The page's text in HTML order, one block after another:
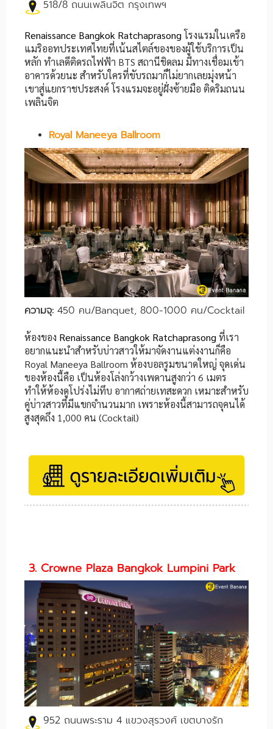
518/8 ถนนเพลินจิต กรุงเทพฯ
Renaissance Bangkok Ratchaprasongโรงแรมในเครือ
แมริออทประเทศไทยที่เน้นสไตล์ของของผู้ใช้บริการเป็น
หลัก ทำเลดีติดรถไฟฟ้า BTS สถานีชิดลม มีทางเชื่อมเข้า
อาคารด้วยนะ สำหรับใครที่ขับรถมาก็ไม่ยากเลยมุ่งหน้า
เขาสู่แยกราชประสงค์ โรงแรมจะอยู่ฝั่งซ้ายมือ ติดริมถนน
เพลินจิต
Royal Maneeya Ballroom
ความจุ: 450 คน/Banquet, 800-1000 คน/Cocktail
ห้องของ Renaissance Bangkok Ratchaprasong ที่เรา
อยากแนะนำสำหรับบ่าวสาวให้มาจัดงานแต่งงานก็คือ
Royal Maneeya Ballroom ห้องบอลรูมขนาดใหญ่ จุดเด่น
ของห้องนี้คือ เป็นห้องโล่งกว้างเพดานสูงกว่า 6 เมตร
ทำให้ห้องดูโปร่งไม่ทึบ อากาศถ่ายเทสะดวก เหมาะสำหรับ
คู่บ่าวสาวที่มีแขกจำนวนมาก เพราะห้องนี้สามารถจุคนได้
สูงสุดถึง 1,000 คน (Cocktail)
3. Crowne Plaza Bangkok Lumpini Park
952 ถนนพระราม 4 แขวงสุรวงศ์ เขตบางรัก